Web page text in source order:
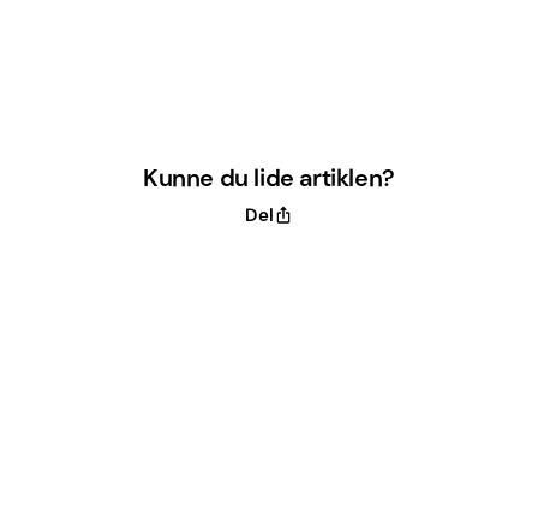
Kunne du lide artiklen?
Del